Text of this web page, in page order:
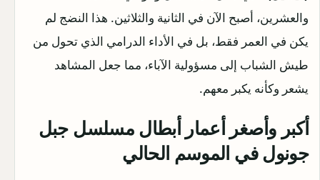
والعشرين، أصبح الآن في الثانية والثلاثين. هذا النضج لم
يكن في العمر فقط، بل في الأداء الدرامي الذي تحول من
طيش الشباب إلى مسؤولية الآباء، مما جعل المشاهد
يشعر وكأنه يكبر معهم.
أكبر وأصغر أعمار أبطال مسلسل جبل
جونول في الموسم الحالي